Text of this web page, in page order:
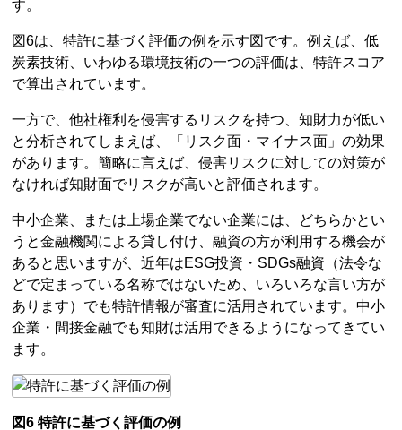
す。
図6は、特許に基づく評価の例を示す図です。例えば、低
炭素技術、いわゆる環境技術の一つの評価は、特許スコア
で算出されています。
一方で、他社権利を侵害するリスクを持つ、知財力が低い
と分析されてしまえば、「リスク面・マイナス面」の効果
があります。簡略に言えば、侵害リスクに対しての対策が
なければ知財面でリスクが高いと評価されます。
中小企業、または上場企業でない企業には、どちらかとい
うと金融機関による貸し付け、融資の方が利用する機会が
あると思いますが、近年はESG投資・SDGs融資（法令な
どで定まっている名称ではないため、いろいろな言い方が
あります）でも特許情報が審査に活用されています。中小
企業・間接金融でも知財は活用できるようになってきてい
ます。
図6 特許に基づく評価の例